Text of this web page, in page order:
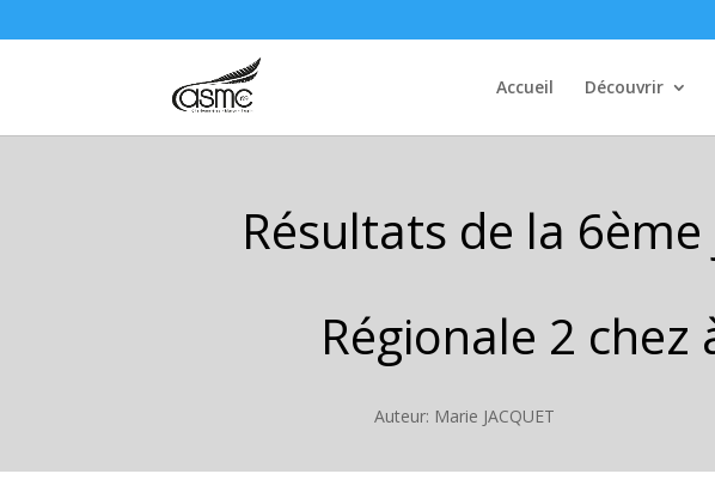
Accueil Découvrir
Résultats de la
Régionale 2
Auteur: Marie JACQUET